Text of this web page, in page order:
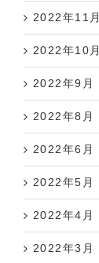
2022年11月
2022年10月
2022年9月
2022年8月
2022年6月
2022年5月
2022年4月
2022年3月